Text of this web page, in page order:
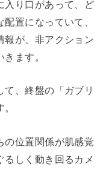
入り口があって、ど
置になっていて、
報が、非アクション
ます。
、終盤の「ガブリ
の位置関係が肌感覚
るしく動き回るカメ